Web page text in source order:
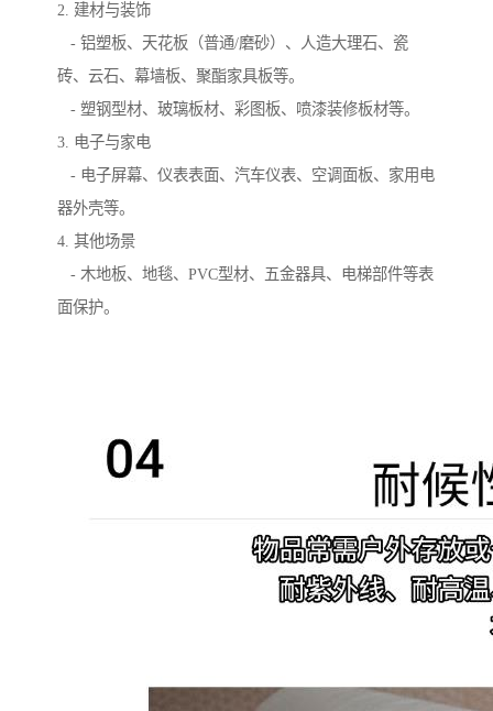
2. 建材与装饰
- 铝塑板、天花板（普通/磨砂）、人造大理石、瓷
砖、云石、幕墙板、聚酯家具板等。
- 塑钢型材、玻璃板材、彩图板、喷漆装修板材等。
3. 电子与家电
- 电子屏幕、仪表表面、汽车仪表、空调面板、家用电
器外壳等。
4. 其他场景
- 木地板、地毯、PVC型材、五金器具、电梯部件等表
面保护。